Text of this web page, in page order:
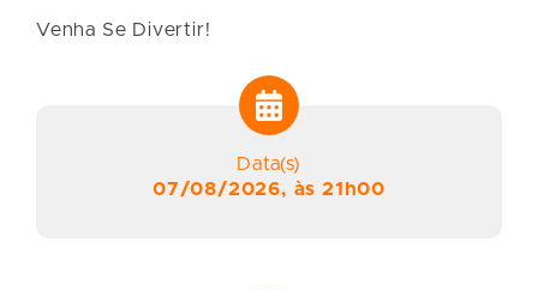
Venha Se Divertir!
Data(s)
07/08/2026, às 21h00